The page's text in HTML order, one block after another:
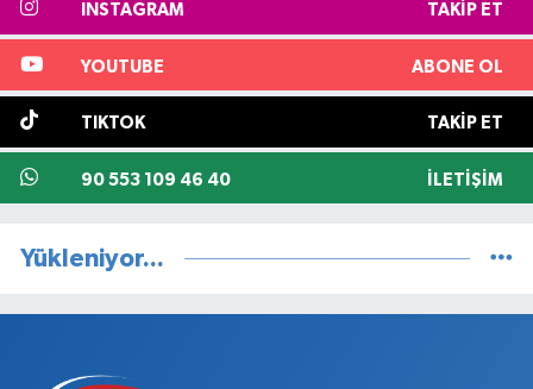
INSTAGRAM TAKIP ET
YOUTUBE ABONE OL
TIKTOK TAKIP ET
90 553 109 46 40 İLETIŞIM
Yükleniyor...